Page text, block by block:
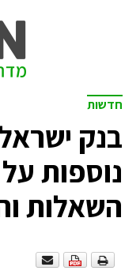
חדשות
בנק
נוספות
השאלות